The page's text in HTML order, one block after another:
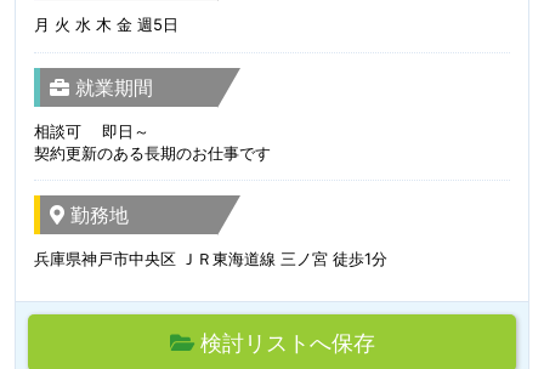
月 火 水 木 金 週5日
就業期間
相談可 即日～
契約更新のある長期のお仕事です
勤務地
兵庫県神戸市中央区 ＪＲ東海道線 三ノ宮 徒歩1分
検討リストへ保存